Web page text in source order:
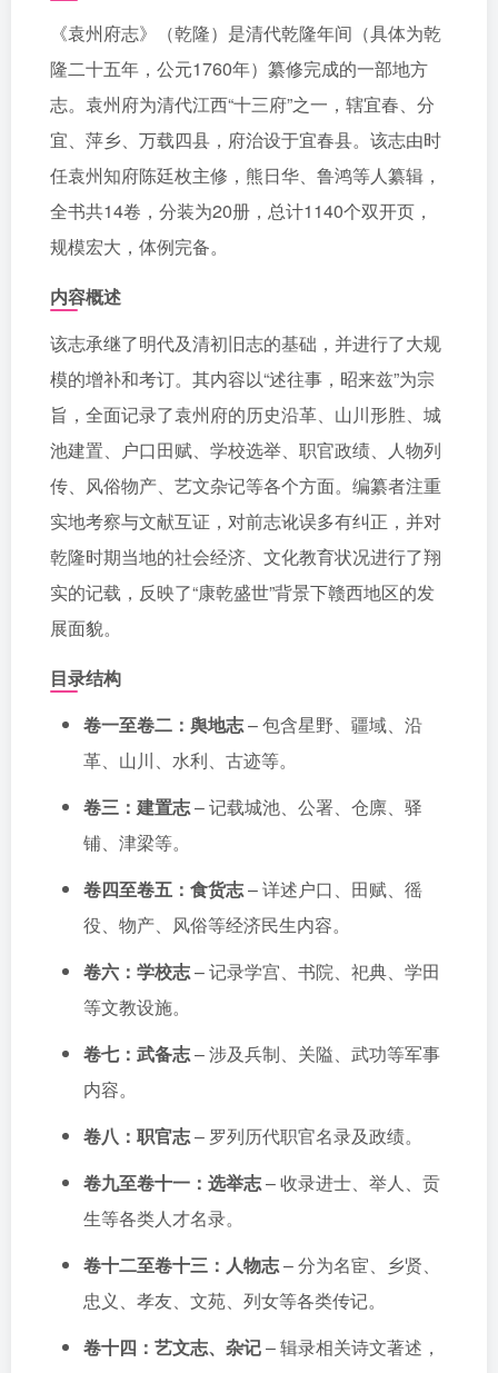
《袁州府志》（乾隆）是清代乾隆年间（具体为乾
隆二十五年，公元1760年）纂修完成的一部地方
志。袁州府为清代江西“十三府”之一，辖宜春、分
宜、萍乡、万载四县，府治设于宜春县。该志由时
任袁州知府陈廷枚主修，熊日华、鲁鸿等人纂辑，
全书共14卷，分装为20册，总计1140个双开页，
规模宏大，体例完备。
内容概述
该志承继了明代及清初旧志的基础，并进行了大规
模的增补和考订。其内容以“述往事，昭来兹”为宗
旨，全面记录了袁州府的历史沿革、山川形胜、城
池建置、户口田赋、学校选举、职官政绩、人物列
传、风俗物产、艺文杂记等各个方面。编纂者注重
实地考察与文献互证，对前志讹误多有纠正，并对
乾隆时期当地的社会经济、文化教育状况进行了翔
实的记载，反映了“康乾盛世”背景下赣西地区的发
展面貌。
目录结构
卷一至卷二：舆地志– 包含星野、疆域、沿
革、山川、水利、古迹等。
卷三：建置志– 记载城池、公署、仓廪、驿
铺、津梁等。
卷四至卷五：食货志– 详述户口、田赋、徭
役、物产、风俗等经济民生内容。
卷六：学校志– 记录学宫、书院、祀典、学田
等文教设施。
卷七：武备志– 涉及兵制、关隘、武功等军事
内容。
卷八：职官志– 罗列历代职官名录及政绩。
卷九至卷十一：选举志– 收录进士、举人、贡
生等各类人才名录。
卷十二至卷十三：人物志– 分为名宦、乡贤、
忠义、孝友、文苑、列女等各类传记。
卷十四：艺文志、杂记– 辑录相关诗文著述，